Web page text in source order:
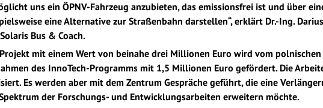
uns ein ÖPNV-Fahrzeug anzubieten, das emissionsfrei ist und über
eine Alternative zur Straßenbahn darstellen“, erklärt Dr.-Ing.
Bus & Coach.
mit einem Wert von beinahe drei Millionen Euro wird vom
des InnoTech-Programms mit 1,5 Millionen Euro gefördert. Die
Es werden aber mit dem Zentrum Gespräche geführt, die eine
der Forschungs- und Entwicklungsarbeiten erweitern möchte.